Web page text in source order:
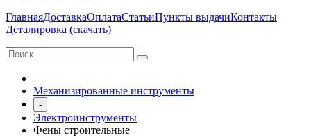
ГлавнаяДоставкаОплатаСтатьиПункты выдачиКонтакты
Деталировка (скачать)
Механизированные инструменты
-
Электроинструменты
Фены строительные